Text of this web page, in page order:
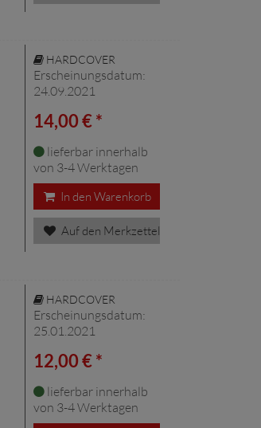
HARDCOVER
Erscheinungsdatum:
24.09.2021
14,00 € *
lieferbar innerhalb
von 3-4 Werktagen
In den Warenkorb
Auf den Merkzettel
HARDCOVER
Erscheinungsdatum:
25.01.2021
12,00 € *
lieferbar innerhalb
von 3-4 Werktagen